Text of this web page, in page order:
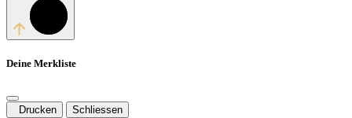
Deine Merkliste
Drucken Schliessen